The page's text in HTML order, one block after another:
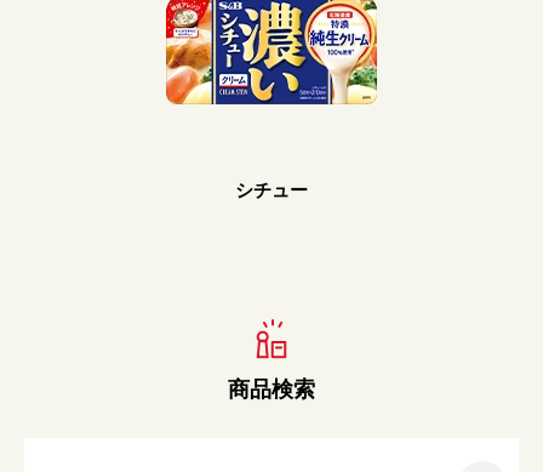
シチュー
商品検索